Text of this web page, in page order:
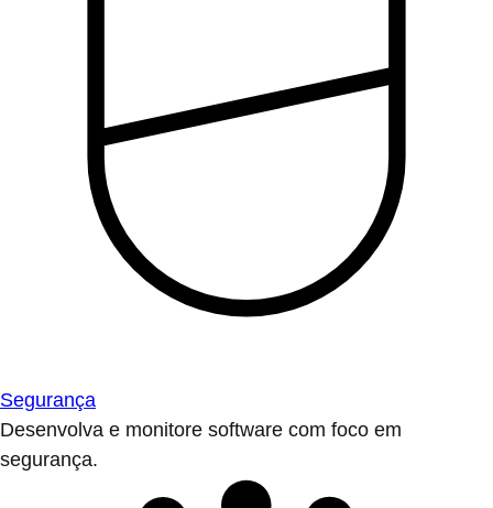
Segurança
Desenvolva e monitore software com foco em
segurança.